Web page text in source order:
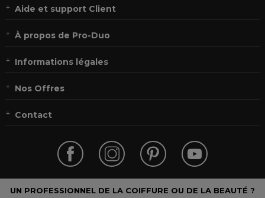
Aide et support Client
À propos de Pro-Duo
Informations légales
Nos Offres
Contact
UN PROFESSIONNEL DE LA COIFFURE OU DE LA BEAUTÉ ?